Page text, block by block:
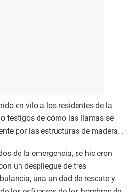
en vilo a los residentes de la
testigos de cómo las llamas se
por las estructuras de madera. .
de la emergencia, se hicieron
un despliegue de tres
una unidad de rescate y